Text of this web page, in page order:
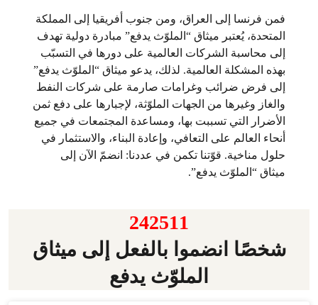
فمن فرنسا إلى العراق، ومن جنوب أفريقيا إلى المملكة
المتحدة، يُعتبر ميثاق “الملوّث يدفع” مبادرة دولية تهدف
إلى محاسبة الشركات العالمية على دورها في التسبّب
بهذه المشكلة العالمية. لذلك، يدعو ميثاق “الملوّث يدفع”
إلى فرض ضرائب وغرامات صارمة على شركات النفط
والغاز وغيرها من الجهات الملوّثة، لإجبارها على دفع ثمن
الأضرار التي تسببت بها، ومساعدة المجتمعات في جميع
أنحاء العالم على التعافي، وإعادة البناء، والاستثمار في
حلول مناخية. قوّتنا تكمن في عددنا: انضمّ الآن إلى
ميثاق “الملوّث يدفع”.
242511
شخصًا انضموا بالفعل إلى ميثاق
الملوّث يدفع